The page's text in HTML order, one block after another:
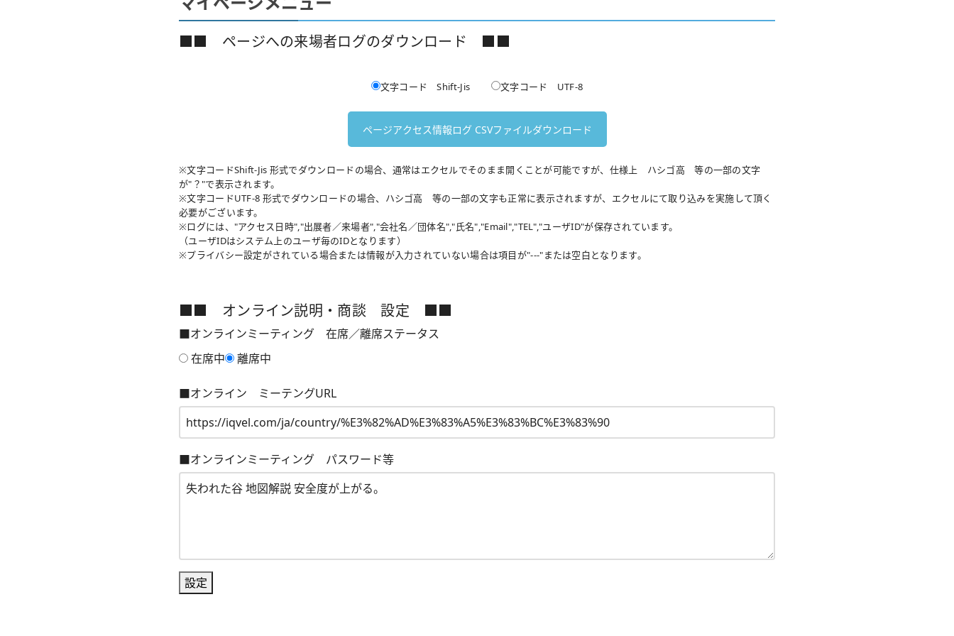
■■ ページへの来場者ログのダウンロード ■■
文字コード Shift-Jis 文字コード UTF-8
※文字コードShift-Jis 形式でダウンロードの場合、通常はエクセルでそのまま開くことが可能ですが、仕様上 ハシゴ高 等の一部の文字
が"？"で表示されます。
※文字コードUTF-8 形式でダウンロードの場合、ハシゴ高 等の一部の文字も正常に表示されますが、エクセルにて取り込みを実施して頂く
必要がございます。
※ログには、"アクセス日時","出展者／来場者","会社名／団体名","氏名","Email","TEL","ユーザID"が保存されています。
（ユーザIDはシステム上のユーザ毎のIDとなります）
※プライバシー設定がされている場合または情報が入力されていない場合は項目が"---"または空白となります。
■■ オンライン説明・商談 設定 ■■
■オンラインミーティング 在席／離席ステータス
在席中
離席中
■オンライン ミーテングURL
■オンラインミーティング パスワード等